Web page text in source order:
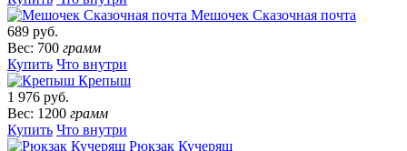
Мешочек Сказочная почта
689 руб.
Вес: 700 грамм
Купить Что внутри
Крепыш
1 976 руб.
Вес: 1200 грамм
Купить Что внутри
Рюкзак Кучеряш